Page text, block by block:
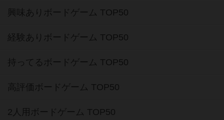
興味ありボードゲーム TOP50
経験ありボードゲーム TOP50
持ってるボードゲーム TOP50
高評価ボードゲーム TOP50
2人用ボードゲーム TOP50